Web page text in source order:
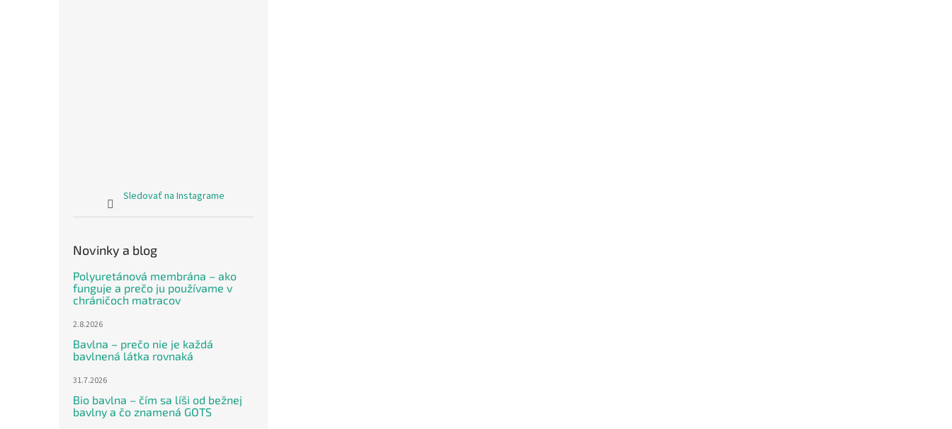
Sledovať na Instagrame
Novinky a blog
Polyuretánová membrána – ako
funguje a prečo ju používame v
chráničoch matracov
2.8.2026
Bavlna – prečo nie je každá
bavlnená látka rovnaká
31.7.2026
Bio bavlna – čím sa líši od bežnej
bavlny a čo znamená GOTS